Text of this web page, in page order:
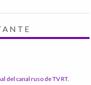
del canal ruso de TV RT.